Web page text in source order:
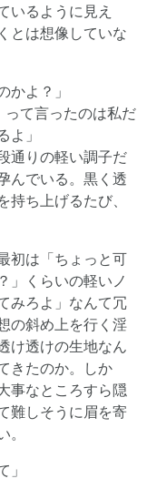
いるように見え
とは想像していな
かよ？」
て言ったのは私だ
よ」
通りの軽い調子だ
んでいる。黒く透
ち上げるたび、
初は「ちょっと可
」くらいの軽いノ
みろよ」なんて冗
の斜め上を行く淫
け透けの生地なん
きたのか。しか
事なところすら隠
難しそうに眉を寄
」